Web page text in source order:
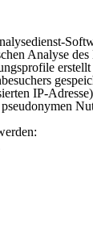
Analyse
IP-